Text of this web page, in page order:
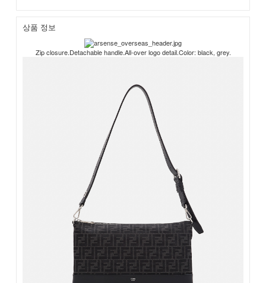
상품 정보
Zip closure.Detachable handle.All-over logo detail.Color: black, grey.